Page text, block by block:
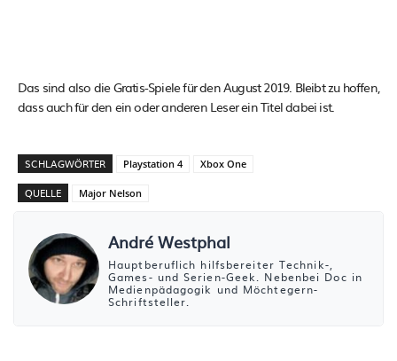
Das sind also die Gratis-Spiele für den August 2019. Bleibt zu hoffen,
dass auch für den ein oder anderen Leser ein Titel dabei ist.
SCHLAGWÖRTER Playstation 4 Xbox One
QUELLE Major Nelson
André Westphal
Hauptberuflich hilfsbereiter Technik-,
Games- und Serien-Geek. Nebenbei Doc in
Medienpädagogik und Möchtegern-
Schriftsteller.